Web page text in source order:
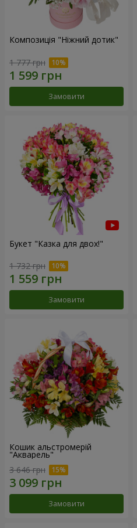
Композиція "Ніжний дотик"
1 777 грн
Замовити
Букет "Казка для двох!"
1 732 грн
Замовити
Кошик альстромерій
"Акварель"
3 646 грн
Замовити